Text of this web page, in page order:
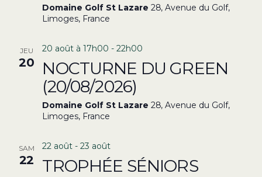
Domaine Golf St Lazare 28, Avenue du Golf,
Limoges, France
JEU
20
20 août à 17h00 - 22h00
NOCTURNE DU GREEN
(20/08/2026)
Domaine Golf St Lazare 28, Avenue du Golf,
Limoges, France
SAM
22
22 août -23 août
TROPHÉE SÉNIORS